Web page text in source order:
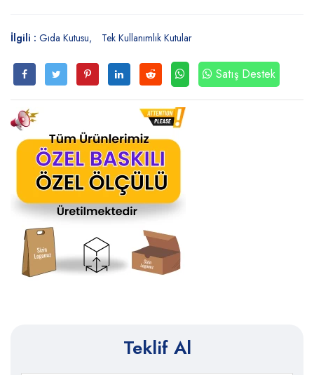
İlgili : Gıda Kutusu Tek Kullanımlık Kutular
Satış Destek
Teklif Al